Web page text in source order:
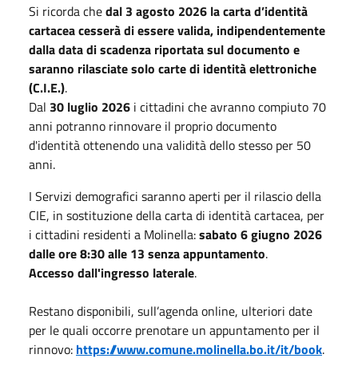
Si ricorda chedal 3 agosto 2026 la carta d’identità
cartacea cesserà di essere valida, indipendentemente
dalla data di scadenza riportata sul documento e
saranno rilasciate solo carte di identità elettroniche
(C.I.E.).
Dal 30 luglio 2026 i cittadini che avranno compiuto 70
anni potranno rinnovare il proprio documento
d'identità ottenendo una validità dello stesso per 50
anni.
I Servizi demografici saranno aperti per il rilascio della
CIE, in sostituzione della carta di identità cartacea, per
i cittadini residenti a Molinella:sabato 6 giugno 2026
dalle ore 8:30 alle 13 senza appuntamento.
Accesso dall'ingresso laterale.
Restano disponibili, sull’agenda online, ulteriori date
per le quali occorre prenotare un appuntamento per il
rinnovo: https://www.comune.molinella.bo.it/it/book.